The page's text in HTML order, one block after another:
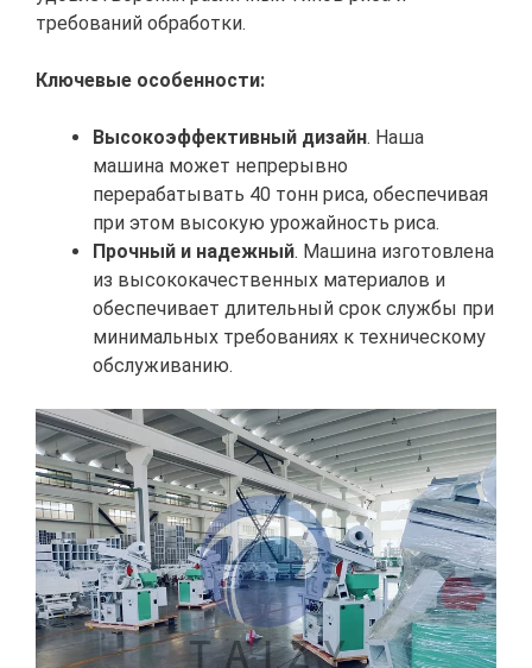
требований обработки.
Ключевые особенности:
Высокоэффективный дизайн. Наша
машина может непрерывно
перерабатывать 40 тонн риса, обеспечивая
при этом высокую урожайность риса.
Прочный и надежный. Машина изготовлена
​​из высококачественных материалов и
обеспечивает длительный срок службы при
минимальных требованиях к техническому
обслуживанию.